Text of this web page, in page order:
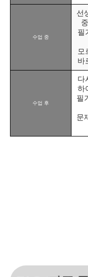
수업 중
선
필
모
바
수업 후
다
하
필
문